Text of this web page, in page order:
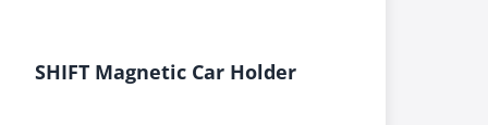
SHIFT Magnetic Car Holder